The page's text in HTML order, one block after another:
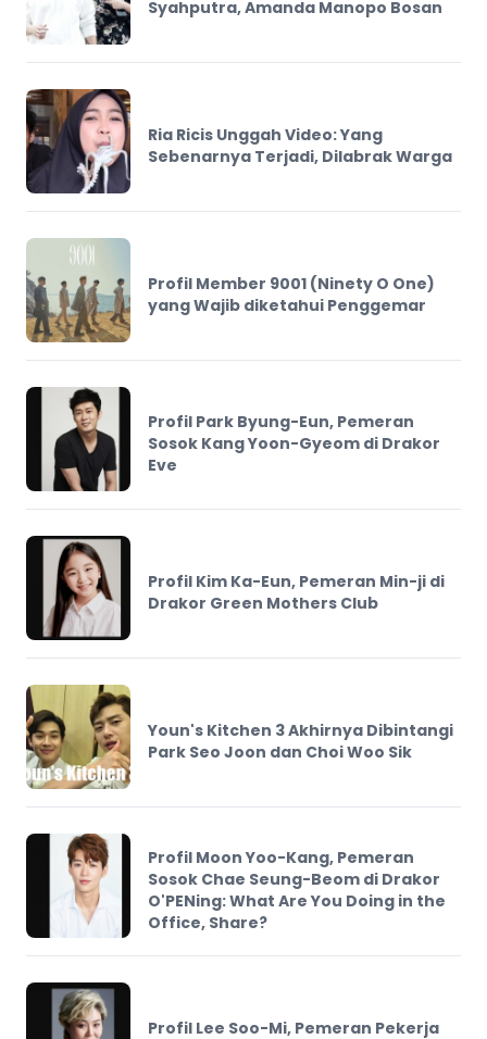
Syahputra, Amanda Manopo Bosan
Ria Ricis Unggah Video: Yang
Sebenarnya Terjadi, Dilabrak Warga
Profil Member 9001 (Ninety O One)
yang Wajib diketahui Penggemar
Profil Park Byung-Eun, Pemeran
Sosok Kang Yoon-Gyeom di Drakor
Eve
Profil Kim Ka-Eun, Pemeran Min-ji di
Drakor Green Mothers Club
Youn's Kitchen 3 Akhirnya Dibintangi
Park Seo Joon dan Choi Woo Sik
Profil Moon Yoo-Kang, Pemeran
Sosok Chae Seung-Beom di Drakor
O'PENing: What Are You Doing in the
Office, Share?
Profil Lee Soo-Mi, Pemeran Pekerja